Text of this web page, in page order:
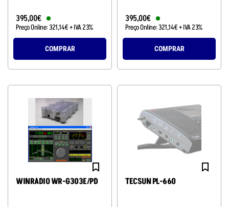
395,00€
Preço Online:321,14€+ IVA 23%
COMPRAR
395,00€
Preço Online:321,14€+ IVA 23%
COMPRAR
WINRADIO WR-G303E/PD TECSUN PL-660